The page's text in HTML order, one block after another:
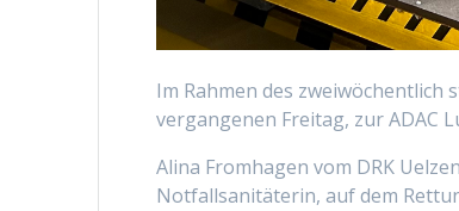
Im Rahmen des zweiwöchentlich
vergangenen Freitag, zur ADAC
Alina Fromhagen vom DRK
Notfallsanitäterin, auf dem